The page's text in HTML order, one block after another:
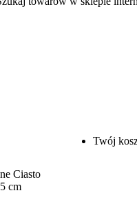
Twój
Ciasto
cm